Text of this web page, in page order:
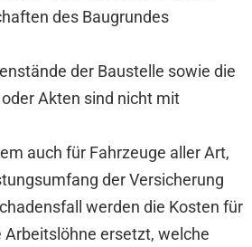
des Baugrundes
der Baustelle sowie die
Akten sind nicht mit
auch für Fahrzeuge aller Art,
der Versicherung
werden die Kosten für
ersetzt, welche